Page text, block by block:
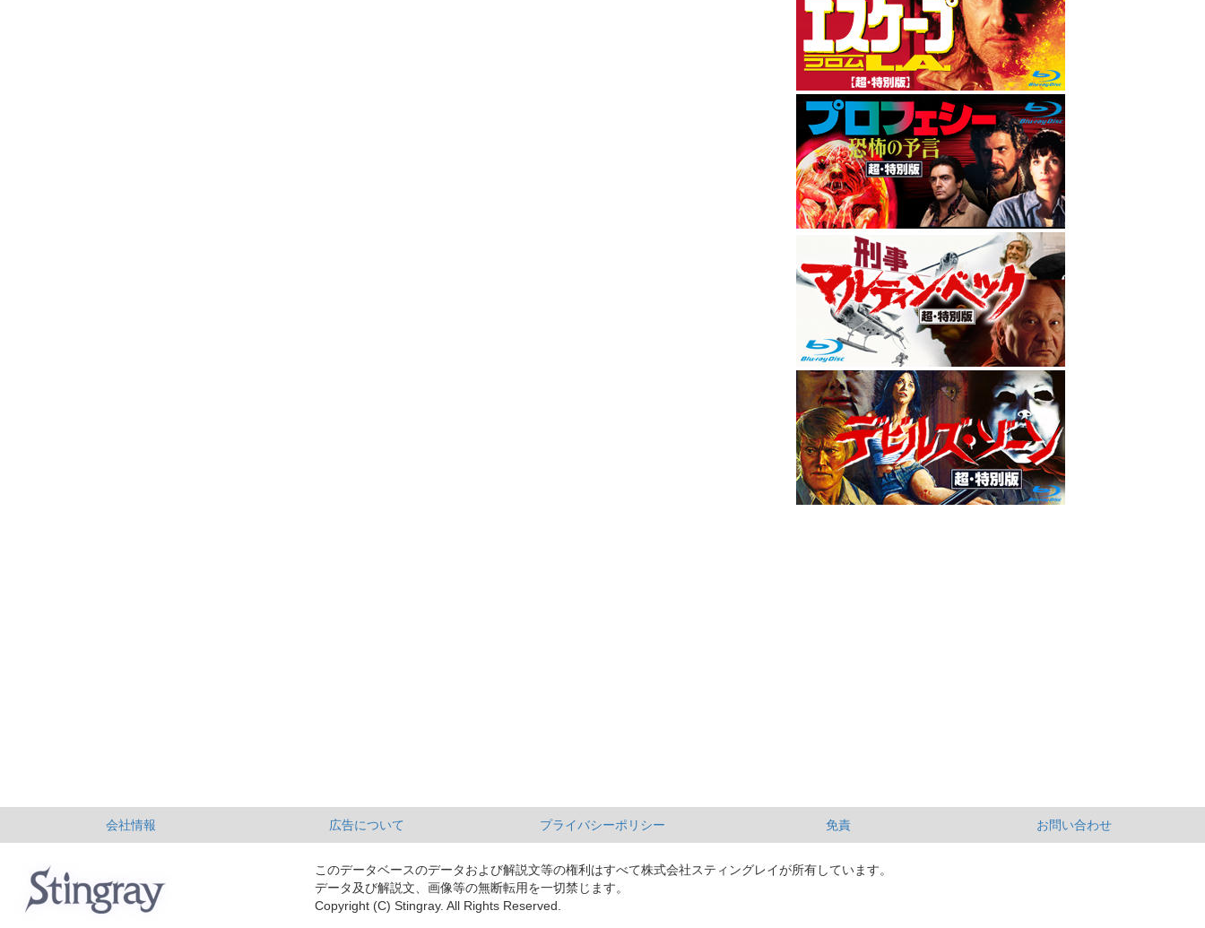
会社情報 広告について プライバシーポリシー 免責 お問い合わせ
このデータベースのデータおよび解説文等の権利はすべて株式会社スティングレイが所有しています。
データ及び解説文、画像等の無断転用を一切禁じます。
Copyright (C) Stingray. All Rights Reserved.